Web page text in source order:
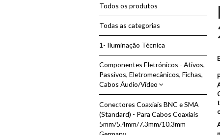
Todos os produtos
Todas as categorias
1- Iluminação Técnica
Componentes Eletrónicos - Ativos,
Passivos, Eletromecânicos, Fichas,
Cabos Áudio/Vídeo
Adaptadores de Áudio/Vídeo
Cabos de Áudio/Vídeo - HDMI
Conectores Coaxiais BNC e SMA
(Standard) - Para Cabos Coaxiais
5mm/5.4mm/7.3mm/10.3mm